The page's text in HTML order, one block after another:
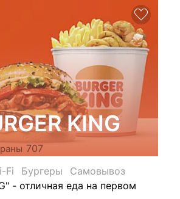
KING
707
Fi Бургеры
Самовывоз
- отличная еда на первом